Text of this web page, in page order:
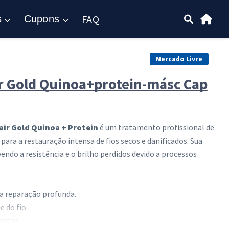
Cupons FAQ
Mercado Livre
Quinoa+protein-másc Cap
Gold Quinoa + Protein é um tratamento profissional de
a restauração intensa de fios secos e danificados. Sua
a resistência e o brilho perdidos devido a processos
reparação profunda.
do fio.